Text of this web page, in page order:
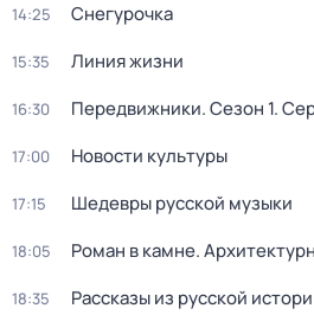
14:25 Снегурочка
15:35 Линия жизни
16:30 Передвижники. Сезон 1.
17:00 Новости культуры
17:15 Шедевры русской музыки
18:05 Роман в камне.
18:35 Рассказы из русской